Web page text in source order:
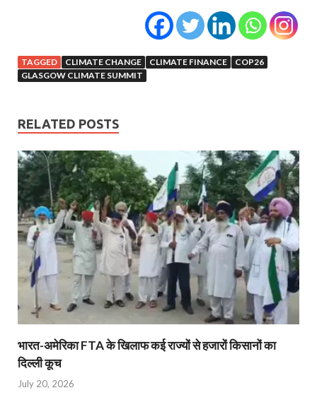
TAGGED CLIMATE CHANGE CLIMATE FINANCE
COP26
GLASGOW CLIMATE SUMMIT
RELATED POSTS
भारत-अमेरिका FTA के खिलाफ कई राज्यों से हजारों किसानों का
दिल्ली कूच
July 20, 2026